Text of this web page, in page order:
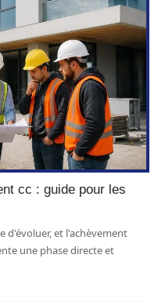
cc : guide pour les
d'évoluer, et l'achèvement
une phase directe et